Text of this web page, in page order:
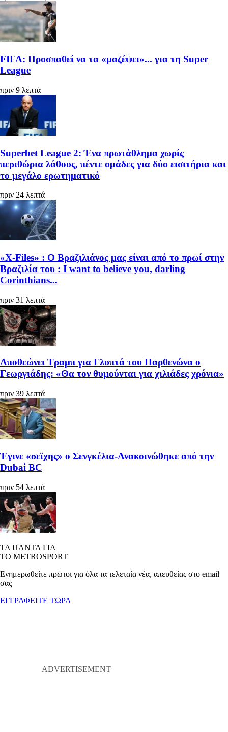
FIFA: Προσπαθεί να τα «μαζέψει»... για τη Super
League
πριν 9 λεπτά
Superbet League 2: Ένα πρωτάθλημα χωρίς
περιθώρια λάθους, πέντε ομάδες για δύο εισιτήρια και
το μεγάλο ερωτηματικό
πριν 24 λεπτά
«X-Files» : Ο Βραζιλιάνος μας είναι από το πρωί στην
Βραζιλία του : I want to believe you, darling
Corinthians...
πριν 31 λεπτά
Αποθεώνει Τραμπ για Γλυπτά του Παρθενώνα ο
Γεωργιάδης: «Θα τον θυμούνται για χιλιάδες χρόνια»
πριν 39 λεπτά
Έγινε «σεϊχης» ο Σενγκέλια-Ανακοινώθηκε από την
Dubai BC
πριν 54 λεπτά
ΤΑ ΠΑΝΤΑ ΓΙΑ
ΤΟ METROSPORT
Ενημερωθείτε πρώτοι για όλα τα τελεταία νέα, απευθείας στο email
σας
ΕΓΓΡΑΦΕΙΤΕ ΤΩΡΑ